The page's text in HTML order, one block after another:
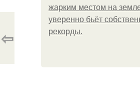
жарким местом на
уверенно бьёт
рекорды.
⇦